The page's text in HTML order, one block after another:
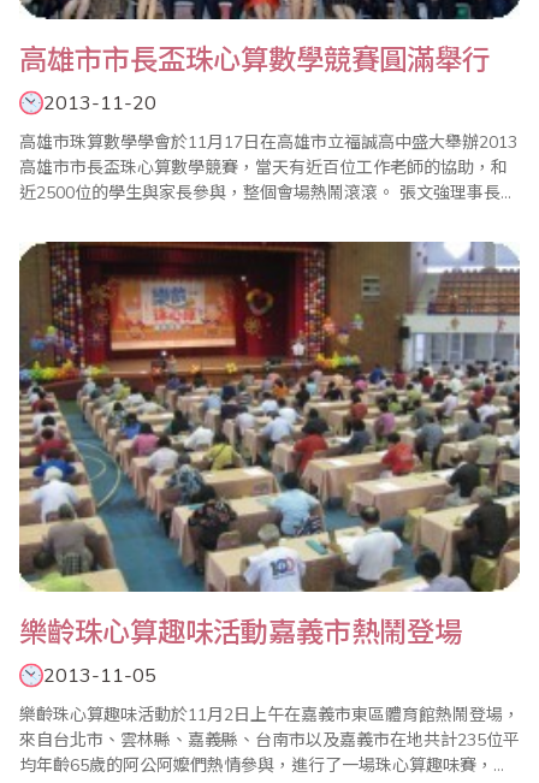
高雄市市長盃珠心算數學競賽圓滿舉行
2013-11-20
高雄市珠算數學學會於11月17日在高雄市立福誠高中盛大舉辦2013
高雄市市長盃珠心算數學競賽，當天有近百位工作老師的協助，和
近2500位的學生與家長參與，整個會場熱鬧滾滾。 張文強理事長非
貴賓蒞臨指導，尤其副市長還目睹學生競賽過程，全體來賓都相當
肯定孩子與家長和老師。副市長在致詞中表示，今天特別提早10分
鐘到場，觀看學生心算比賽，覺得..
樂齡珠心算趣味活動嘉義市熱鬧登場
2013-11-05
樂齡珠心算趣味活動於11月2日上午在嘉義市東區體育館熱鬧登場，
來自台北市、雲林縣、嘉義縣、台南市以及嘉義市在地共計235位平
均年齡65歲的阿公阿嬤們熱情參與，進行了一場珠心算趣味賽，同